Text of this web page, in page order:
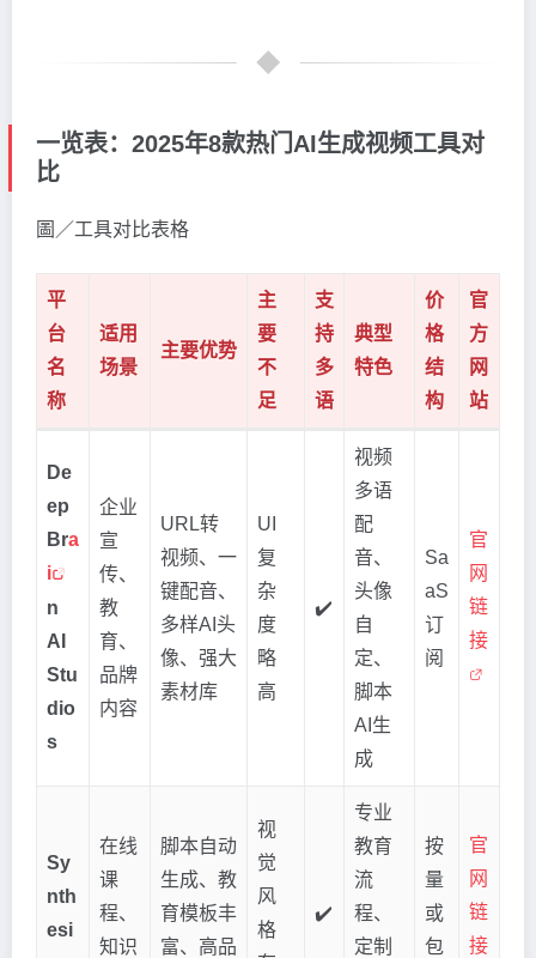
一览表：2025年8款热门AI生成视频工具对
比
圖／工具对比表格
平
台
名
称
适用
场景
主要优势
主
要
不
足
支
持
多
语
典型
特色
价
格
结
构
官
方
网
站
De
ep
Bra
i
n
AI
Stu
dio
s
企业
宣
传、
教
育、
品牌
内容
URL转
视频、一
键配音、
多样AI头
像、强大
素材库
UI
复
杂
度
略
高
✔️
视频
多语
配
音、
头像
自
定、
脚本
AI生
成
Sa
aS
订
阅
官
网
链
接
Sy
nth
esi
在线
课
程、
知识
脚本自动
生成、教
育模板丰
富、高品
视
觉
风
格
✔️
专业
教育
流
程、
定制
按
量
或
包
官
网
链
接